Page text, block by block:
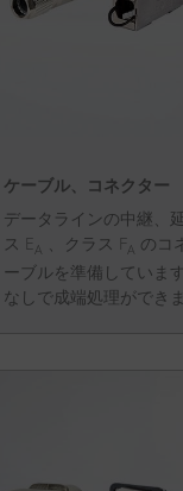
ケーブル、コネクター
データラインの中継、
ス E A 、クラス FA のコ
ーブルを準備していま
なしで成端処理ができま